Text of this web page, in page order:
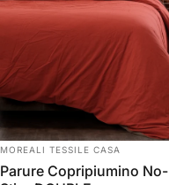
FORNITORE:
MOREALI TESSILE CASA
Parure Copripiumino No-